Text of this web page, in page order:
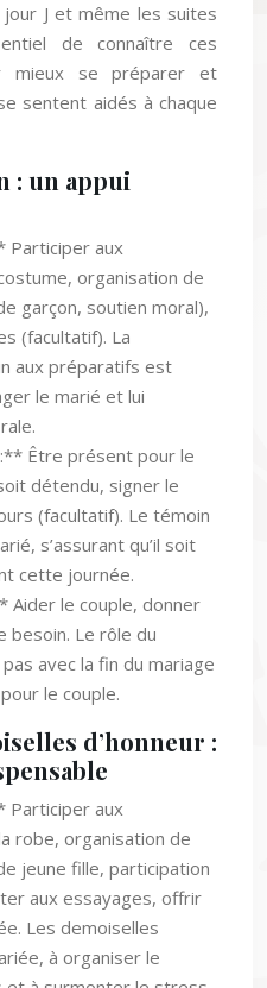
J et même les suites
de connaître ces
mieux se préparer et
sentent aidés à chaque
: un appui
Participer aux
organisation de
garçon, soutien moral),
(facultatif). La
aux préparatifs est
le marié et lui
Être présent pour le
détendu, signer le
(facultatif). Le témoin
s’assurant qu’il soit
cette journée.
Aider le couple, donner
besoin. Le rôle du
avec la fin du mariage
le couple.
d’honneur :
Participer aux
robe, organisation de
jeune fille, participation
aux essayages, offrir
Les demoiselles
à organiser le